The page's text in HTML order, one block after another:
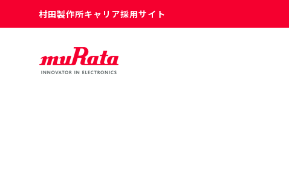
村田製作所キャリア採用サイト